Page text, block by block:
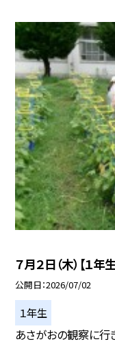
７月２日（木）【１年
公開日 2026/07/02
１年生
あさがおの観察に行